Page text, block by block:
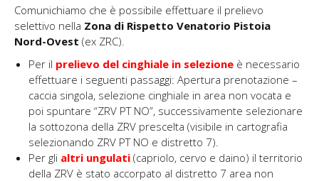
Comunichiamo che è possibile effettuare il prelievo
selettivo nella Zona di Rispetto Venatorio Pistoia
Nord-Ovest (ex ZRC).
Per il prelievo del cinghiale in selezione è necessario
effettuare i seguenti passaggi: Apertura prenotazione –
caccia singola, selezione cinghiale in area non vocata e
poi spuntare “ZRV PT NO”, successivamente selezionare
la sottozona della ZRV prescelta (visibile in cartografia
selezionando ZRV PT NO e distretto 7).
Per gli altri ungulati (capriolo, cervo e daino) il territorio
della ZRV è stato accorpato al distretto 7 area non